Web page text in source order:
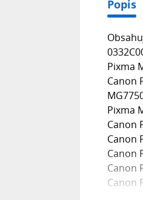
Popis
Pixma
Canon
Pixma
Canon
Canon
Canon
Canon
Canon